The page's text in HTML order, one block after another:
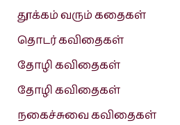
தூக்கம் வரும் கதைகள்
தொடர் கவிதைகள்
தோழி கவிதைகள்
தோழி கவிதைகள்
நகைச்சுவை கவிதைகள்